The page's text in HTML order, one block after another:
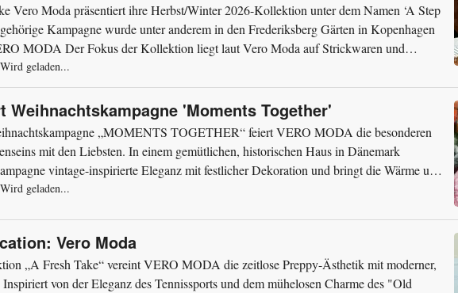
Vero Moda präsentiert ihre Herbst/Winter 2026-Kollektion unter dem Namen ‘A Step
Kampagne wurde unter anderem in den Frederiksberg Gärten in Kopenhagen
MODA Der Fokus der Kollektion liegt laut Vero Moda auf Strickwaren und
und leichte...
Wird geladen...
Weihnachtskampagne 'Moments Together'
„MOMENTS TOGETHER“ feiert VERO MODA die besonderen
mit den Liebsten. In einem gemütlichen, historischen Haus in Dänemark
vintage-inspirierte Eleganz mit festlicher Dekoration und bringt die Wärme und
Bild: Vero Moda...
Wird geladen...
Vero Moda
„A Fresh Take“ vereint VERO MODA die zeitlose Preppy-Ästhetik mit moderner,
von der Eleganz des Tennissports und dem mühelosen Charme des "Old